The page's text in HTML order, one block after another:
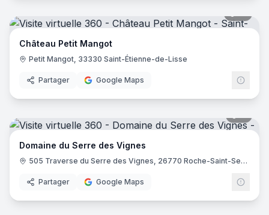
Château Petit Mangot
Petit Mangot, 33330 Saint-Étienne-de-Lisse
Partager Google Maps
Domaine du Serre des Vignes
505 Traverse du Serre des Vignes, 26770 Roche-Saint-Secret-Béconne
Partager Google Maps